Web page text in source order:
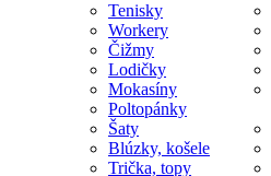
Tenisky
Workery
Čižmy
Lodičky
Mokasíny
Poltopánky
Šaty
Blúzky, košele
Trička, topy